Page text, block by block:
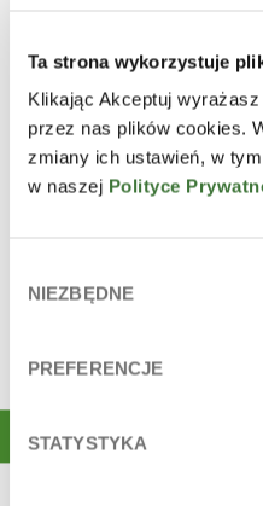
Ta strona wykorzystuje
Klikając Akceptuj
przez nas plików cookies.
zmiany ich ustawień, w
w naszej Polityce
zgody
NIEZBĘDNE
PREFERENCJE
STATYSTYKA
INGREDIENT